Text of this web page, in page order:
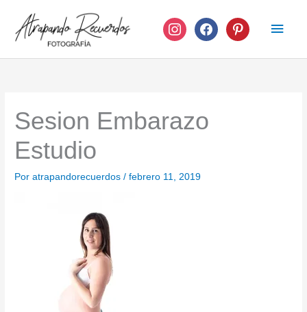
contenido
instagramfacebook pinterest
Sesion Embarazo
Estudio
Poratrapandorecuerdos/febrero 11, 2019